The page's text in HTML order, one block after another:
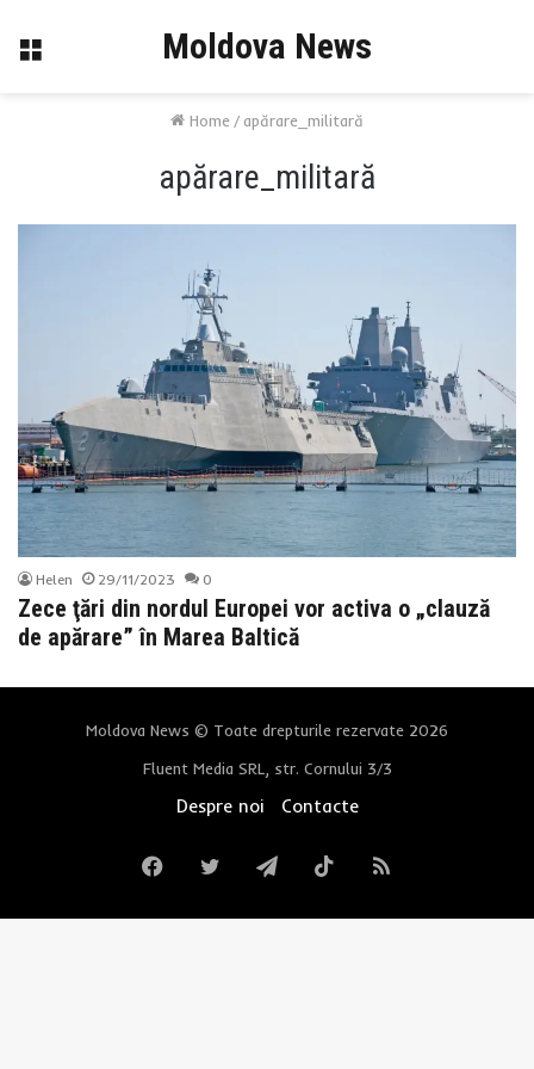
Menu Moldova News
Home /apărare_militară
apărare_militară
Helen 29/11/2023 0
Zece ţări din nordul Europei vor activa o „clauză
de apărare” în Marea Baltică
Moldova News © Toate drepturile rezervate 2026
Fluent Media SRL, str. Cornului 3/3
Despre noi Contacte
FacebookTwitterTelegramTikTokRSS